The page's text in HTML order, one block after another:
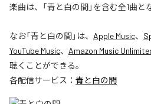
楽曲は、「青と白の間」を含む全1曲と
なお「青と白の間」は、 Apple Music、
YouTube Music、 Amazon Music
聴くことができる。
各配信サービス： 青と白の間